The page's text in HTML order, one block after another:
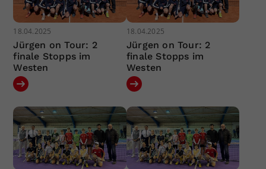
18.04.2025
Jürgen on Tour: 2
finale Stopps im
Westen
18.04.2025
Jürgen on Tour: 2
finale Stopps im
Westen